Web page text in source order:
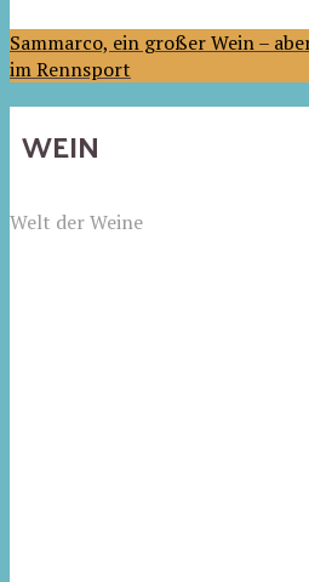
Sammarco, ein großer Wein –
im Rennsport
WEIN
Welt der Weine